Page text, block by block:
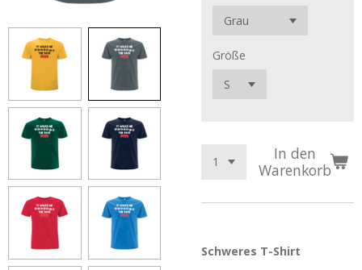
Größe
In den
Warenkorb
Schweres T-Shirt